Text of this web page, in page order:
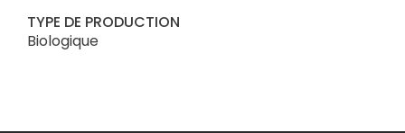
TYPE DE PRODUCTION
Biologique